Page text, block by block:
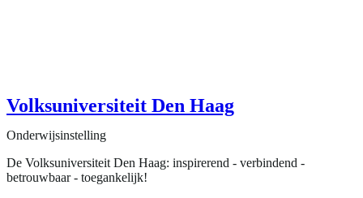
Volksuniversiteit Den Haag
Onderwijsinstelling
De Volksuniversiteit Den Haag: inspirerend - verbindend -
betrouwbaar - toegankelijk!